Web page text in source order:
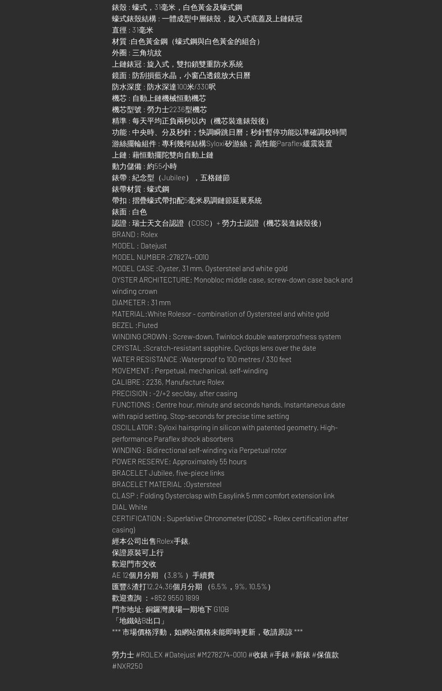
錶殼 : 蠔式，31毫米，白色黃金及蠔式鋼
蠔式錶殼結構 : 一體成型中層錶殼，旋入式底蓋及上鏈錶冠
直徑 : 31毫米
材質 :白色黃金鋼（蠔式鋼與白色黃金的組合）
外圈 : 三角坑紋
上鏈錶冠 : 旋入式，雙扣鎖雙重防水系統
鏡面 : 防刮損藍水晶，小窗凸透鏡放大日曆
防水深度 : 防水深達100米/330呎
機芯 : 自動上鏈機械恒動機芯
機芯型號 : 勞力士2236型機芯
精準 : 每天平均正負兩秒以內（機芯裝進錶殼後）
功能 : 中央時、分及秒針；快調瞬跳日曆；秒針暫停功能以準確調校時間
游絲擺輪組件 : 專利幾何結構Syloxi矽游絲；高性能Paraflex緩震裝置
上鏈 : 藉恒動擺陀雙向自動上鏈
動力儲備 : 約55小時
錶帶 : 紀念型（Jubilee），五格鏈節
錶帶材質 : 蠔式鋼
帶扣 : 摺疊蠔式帶扣配5毫米易調鏈節延展系統
錶面 : 白色
認證 : 瑞士天文台認證（COSC）+ 勞力士認證（機芯裝進錶殼後）
BRAND : Rolex
MODEL : Datejust
MODEL NUMBER :278274-0010
MODEL CASE :Oyster, 31 mm, Oystersteel and white gold
OYSTER ARCHITECTURE: Monobloc middle case, screw-down case back and
winding crown
DIAMETER : 31 mm
MATERIAL:White Rolesor - combination of Oystersteel and white gold
BEZEL :Fluted
WINDING CROWN : Screw-down, Twinlock double waterproofness system
CRYSTAL :Scratch-resistant sapphire, Cyclops lens over the date
WATER RESISTANCE :Waterproof to 100 metres / 330 feet
MOVEMENT : Perpetual, mechanical, self-winding
CALIBRE : 2236, Manufacture Rolex
PRECISION : -2/+2 sec/day, after casing
FUNCTIONS : Centre hour, minute and seconds hands. Instantaneous date
with rapid setting. Stop-seconds for precise time setting
OSCILLATOR : Syloxi hairspring in silicon with patented geometry. High-
performance Paraflex shock absorbers
WINDING : Bidirectional self-winding via Perpetual rotor
POWER RESERVE: Approximately 55 hours
BRACELET Jubilee, five-piece links
BRACELET MATERIAL :Oystersteel
CLASP : Folding Oysterclasp with Easylink 5 mm comfort extension link
DIAL White
CERTIFICATION : Superlative Chronometer (COSC + Rolex certification after
casing)
經本公司出售Rolex手錶,
保證原裝可上行
歡迎門市交收
AE 12個月分期 （3.8% ）手續費
匯豐&渣打12,24,36個月分期 （6.5%，9%, 10.5%）
歡迎查詢 ：+852 9550 1899
門市地址: 銅鑼灣廣場一期地下 G10B
「地鐵站B出口」
*** 市場價格浮動，如網站價格未能即時更新，敬請原諒 ***
勞力士 #ROLEX #Datejust #M278274-0010 #收錶 #手錶 #新錶 #保值款
#NXR250